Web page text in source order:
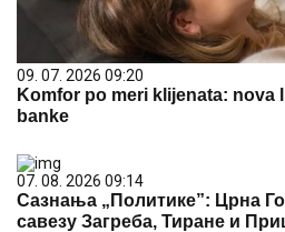
09. 07. 2026 09:20
Komfor po meri klijenata: nova
banke
07. 08. 2026 09:14
Сазнања „Политике”: Црна
савезу Загреба, Тиране и